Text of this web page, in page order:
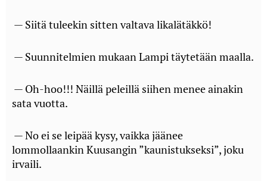
— Siitä tuleekin sitten valtava likalätäkkö!
— Suunnitelmien mukaan Lampi täytetään maalla.
— Oh-hoo!!! Näillä peleillä siihen menee ainakin
sata vuotta.
— No ei se leipää kysy, vaikka jäänee
lommollaankin Kuusangin ”kaunistukseksi”, joku
irvaili.